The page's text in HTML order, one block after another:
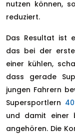
nutzen können,
reduziert.
Das Resultat ist
das bei der
einer kühlen,
dass gerade
jungen Fahrern
Supersportlern
und damit einer
angehören. Die